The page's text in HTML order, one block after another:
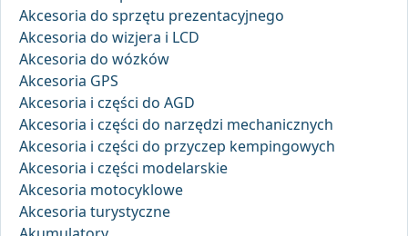
Akcesoria do sprzętu prezentacyjnego
Akcesoria do wizjera i LCD
Akcesoria do wózków
Akcesoria GPS
Akcesoria i części do AGD
Akcesoria i części do narzędzi mechanicznych
Akcesoria i części do przyczep kempingowych
Akcesoria i części modelarskie
Akcesoria motocyklowe
Akcesoria turystyczne